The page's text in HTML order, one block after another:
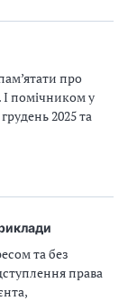
про
І помічником у
2025 та
та без
права